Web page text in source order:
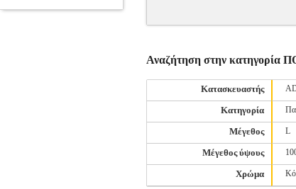
Αναζήτηση στην
Κατασκευαστής
Κατηγορία
Μέγεθος L
Μέγεθος ύψους
Χρώμα